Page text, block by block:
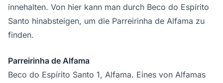
innehalten. Von hier kann man durch Beco do Espírito
Santo hinabsteigen, um die Parreirinha de Alfama zu
finden.
Parreirinha de Alfama
Beco do Espírito Santo 1, Alfama. Eines von Alfamas